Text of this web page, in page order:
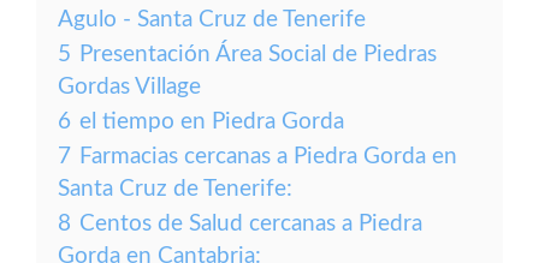
Agulo - Santa Cruz de Tenerife
5 Presentación Área Social de Piedras
Gordas Village
6 el tiempo en Piedra Gorda
7 Farmacias cercanas a Piedra Gorda en
Santa Cruz de Tenerife:
8 Centos de Salud cercanas a Piedra
Gorda en Cantabria: